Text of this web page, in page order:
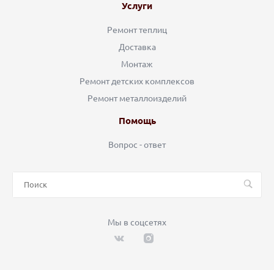
Услуги
Ремонт теплиц
Доставка
Монтаж
Ремонт детских комплексов
Ремонт металлоизделий
Помощь
Вопрос - ответ
Мы в соцсетях